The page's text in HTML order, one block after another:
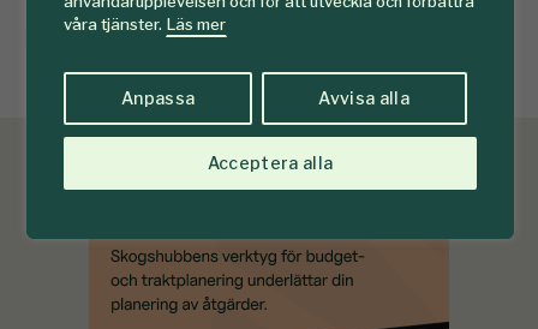
våra tjänster. Läs mer
Anpassa Avvisa alla
Acceptera alla